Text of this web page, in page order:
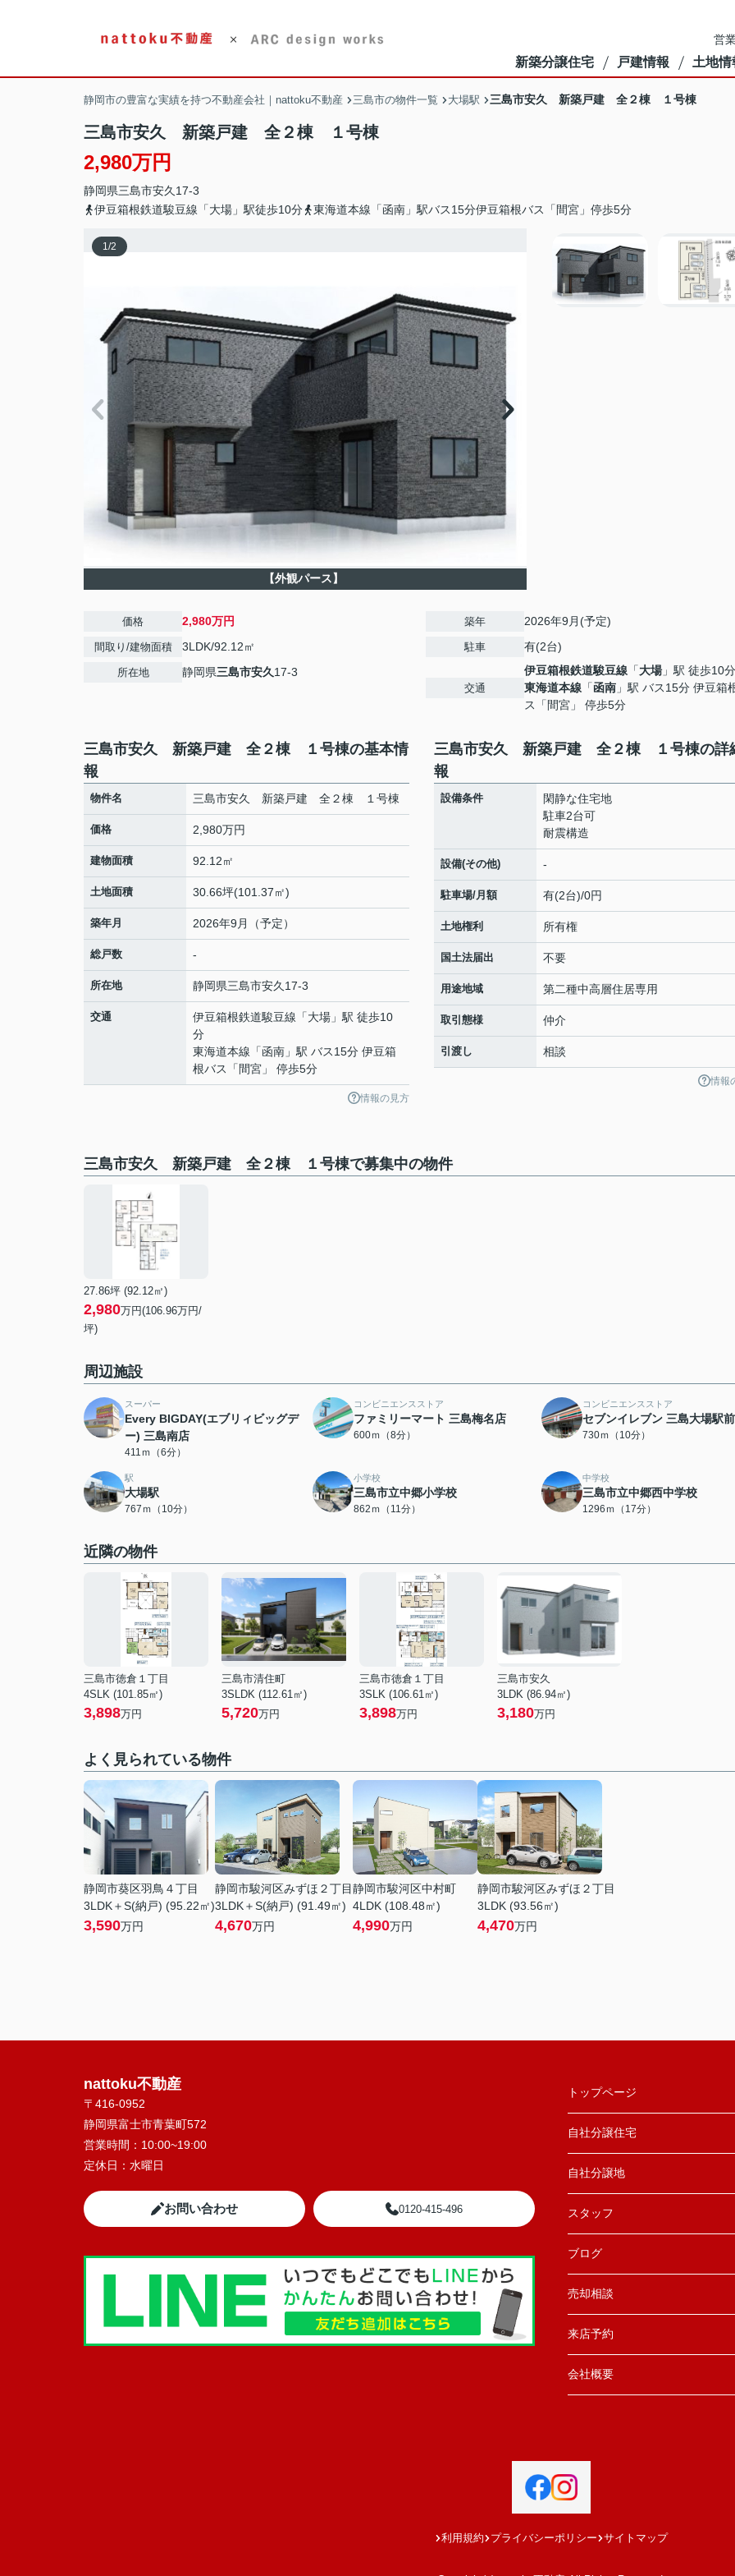
営
新築分譲住宅 戸建情報 土地情
静岡市の豊富な実績を持つ不動産会社｜nattoku不動産 三島市の物件一覧 大場駅 三島市安久 新築戸建 全２棟 １号棟
三島市安久 新築戸建 全２棟 １号棟
2,980万円
静岡県三島市安久 17-3
伊豆箱根鉄道駿豆線「大場」駅徒歩10分
東海道本線「函南」駅バス15分伊豆箱根バス「間宮」停歩5分
1/2
【外観パース】
価格 2,980万円
間取り/建物面積 3LDK/92.12㎡
所在地 静岡県三島市安久17-3
築年 2026年9月(予定)
駐車 有(2台)
交通
伊豆箱根鉄道駿豆線 「大場」駅 徒歩10分
東海道本線 「函南 」駅 バス15分 伊豆箱
ス「間宮」 停歩5分
三島市安久 新築戸建 全２棟 １号棟の基本情
報
物件名 三島市安久 新築戸建 全２棟 １号棟
価格 2,980万円
建物面積 92.12㎡
土地面積 30.66坪(101.37㎡)
築年月 2026年9月（予定）
総戸数 -
所在地 静岡県三島市安久 17-3
交通 伊豆箱根鉄道駿豆線 「大場 」駅 徒歩10
分
東海道本線 「函南 」駅 バス15分 伊豆箱
根バス「間宮」 停歩5分
情報の見方
三島市安久 新築戸建 全２棟 １号棟の詳
報
設備条件
閑静な住宅地
駐車2台可
耐震構造
設備(その他) -
駐車場/月額 有(2台)/0円
土地権利 所有権
国土法届出 不要
用途地域 第二種中高層住居専用
取引態様 仲介
引渡し 相談
情報
三島市安久 新築戸建 全２棟 １号棟で募集中の物件
27.86坪 (92.12㎡)
2,980万円(106.96万円/
坪)
周辺施設
スーパー
Every BIGDAY(エブリィビッグデ
ー) 三島南店
411ｍ（6分）
コンビニエンスストア
ファミリーマート 三島梅名店
600ｍ（8分）
コンビニエンスストア
セブンイレブン 三島大場駅
730ｍ（10分）
駅
大場駅
767ｍ（10分）
小学校
三島市立中郷小学校
862ｍ（11分）
中学校
三島市立中郷西中学校
1296ｍ（17分）
近隣の物件
三島市徳倉１丁目
4SLK (101.85㎡)
3,898万円
三島市清住町
3SLDK (112.61㎡)
5,720万円
三島市徳倉１丁目
3SLK (106.61㎡)
3,898万円
三島市安久
3LDK (86.94㎡)
3,180万円
よく見られている物件
静岡市葵区羽鳥４丁目
3LDK＋S(納戸) (95.22㎡)
3,590万円
静岡市駿河区みずほ２丁目
3LDK＋S(納戸) (91.49㎡)
4,670万円
静岡市駿河区中村町
4LDK (108.48㎡)
4,990万円
静岡市駿河区みずほ２丁目
3LDK (93.56㎡)
4,470万円
nattoku不動産
〒416-0952
静岡県富士市青葉町572
営業時間： 10:00~19:00
定休日： 水曜日
お問い合わせ 0120-415-496
トップページ
自社分譲住宅
自社分譲地
スタッフ
ブログ
売却相談
来店予約
会社概要
利用規約 プライバシーポリシー サイトマップ